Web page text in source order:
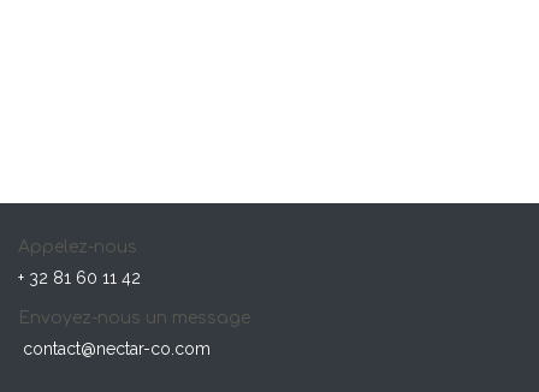
Appelez-nous
+ 32 81 60 11 42
Envoyez-nous un message
contact@nectar-co.com